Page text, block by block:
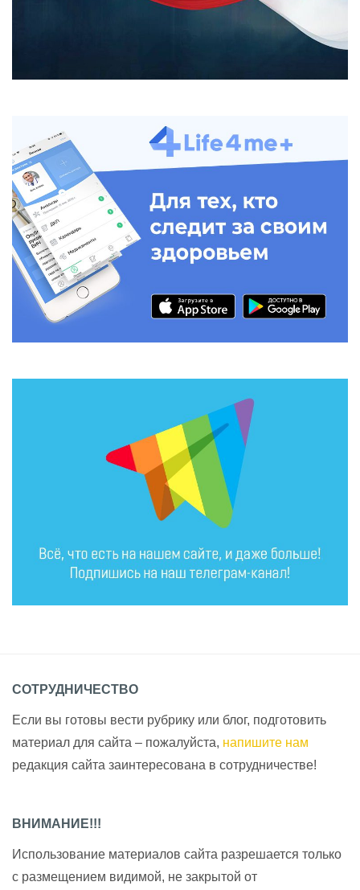
СОТРУДНИЧЕСТВО
Если вы готовы вести рубрику или блог, подготовить
материал для сайта – пожалуйста, напишите нам
редакция сайта заинтересована в сотрудничестве!
ВНИМАНИЕ!!!
Использование материалов сайта разрешается только
с размещением видимой, не закрытой от